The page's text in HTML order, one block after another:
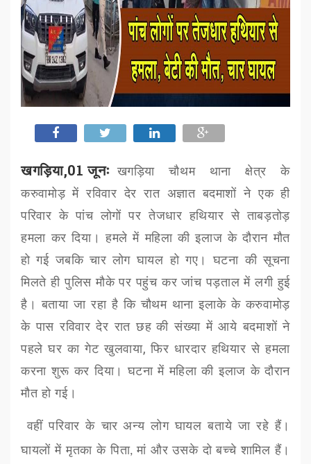
खगड़िया,01 जूनः खगड़िया चौथम थाना क्षेत्र के
करुवामोड़ में रविवार देर रात अज्ञात बदमाशों ने एक ही
परिवार के पांच लोगों पर तेजधार हथियार से ताबड़तोड़
हमला कर दिया। हमले में महिला की इलाज के दौरान मौत
हो गई जबकिचार लोग घायल हो गए। घटना की सूचना
मिलते ही पुलिस मौके पर पहुंच कर जांच पड़ताल में लगी हुई
है। बताया जा रहा है कि चौथम थाना इलाके के करुवामोड़
के पास रविवार देर रातछह की संख्या में आये बदमाशों ने
पहले घर का गेट खुलवाया,फिर धारदार हथियार से हमला
करना शुरू कर दिया। घटना में महिला की इलाज के दौरान
मौत हो गई।
वहीं परिवार केचार अन्य लोग घायल बताये जा रहे हैं।
घायलों में मृतका के पिता,मां और उसके दो बच्चे शामिल हैं।